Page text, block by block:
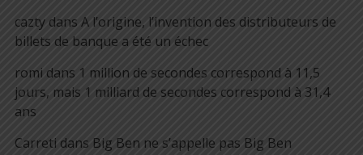
caztydans A l’origine, l’invention des distributeurs de
billets de banque a été un échec
romi dans 1 million de secondes correspond à 11,5
jours, mais 1 milliard de secondes correspond à 31,4
ans
Carreti dans Big Ben ne s’appelle pas Big Ben